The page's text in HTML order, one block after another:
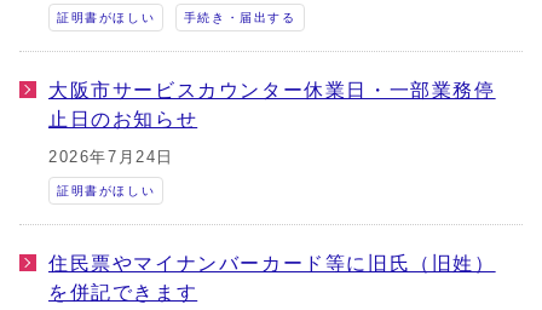
証明書がほしい 手続き・届出する
大阪市サービスカウンター休業日・一部業務停
止日のお知らせ
2026年7月24日
証明書がほしい
住民票やマイナンバーカード等に旧氏（旧姓）
を併記できます